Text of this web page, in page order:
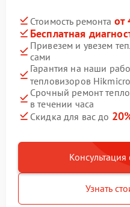
Стоимость ремонта от
Бесплатная
Привезем и увезем
сами
Гарантия на наши
тепловизоров
Срочный ремонт
в течении часа
Скидка для вас до
Узнать